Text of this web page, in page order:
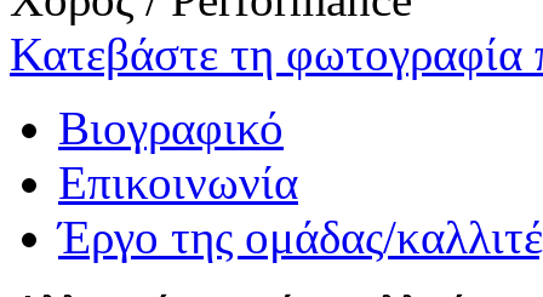
Κατεβάστε τη φωτογραφία
Βιογραφικό
Επικοινωνία
Έργο της ομάδας/